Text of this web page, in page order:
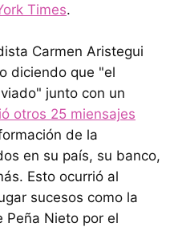
Times.
Carmen Aristegui
diciendo que "el
junto con un
otros 25 miensajes
de la
en su país, su banco,
Esto ocurrió al
sucesos como la
Peña Nieto por el